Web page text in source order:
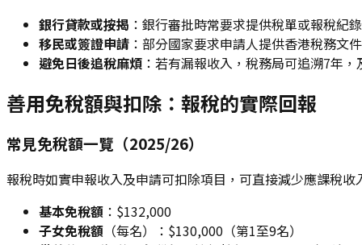
銀行貸款或按揭 ：銀行審批時常要求提供稅單或報稅紀
移民或簽證申請 ：部分國家要求申請人提供香港稅務文
避免日後追稅麻煩 ：若有漏報收入，稅務局可追溯7年
善用免稅額與扣除：報稅的實際回報
常見免稅額一覽（2025/26）
報稅時如實申報收入及申請可扣除項目，可直接減少應課稅
基本免稅額 ：$132,000
子女免稅額 （每名）：$130,000（第1至9名）